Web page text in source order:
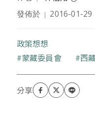
作者為政治大學歷史
實是以慈悲、希望、
度。
發佈於 ｜ 2016-01-29
政策想想
關鍵字
蒙藏委員會 西